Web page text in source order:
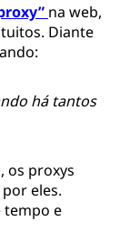
na web,
Diante
há tantos
os proxys
eles.
tempo e